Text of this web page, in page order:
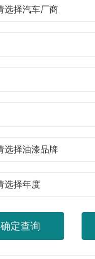
确定查询